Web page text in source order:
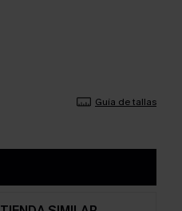
Guía de tallas